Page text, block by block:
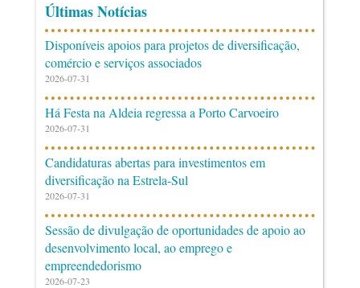
Últimas Notícias
Disponíveis apoios para projetos de diversificação,
comércio e serviços associados
2026-07-31
Há Festa na Aldeia regressa a Porto Carvoeiro
2026-07-31
Candidaturas abertas para investimentos em
diversificação na Estrela-Sul
2026-07-31
Sessão de divulgação de oportunidades de apoio ao
desenvolvimento local, ao emprego e
empreendedorismo
2026-07-23